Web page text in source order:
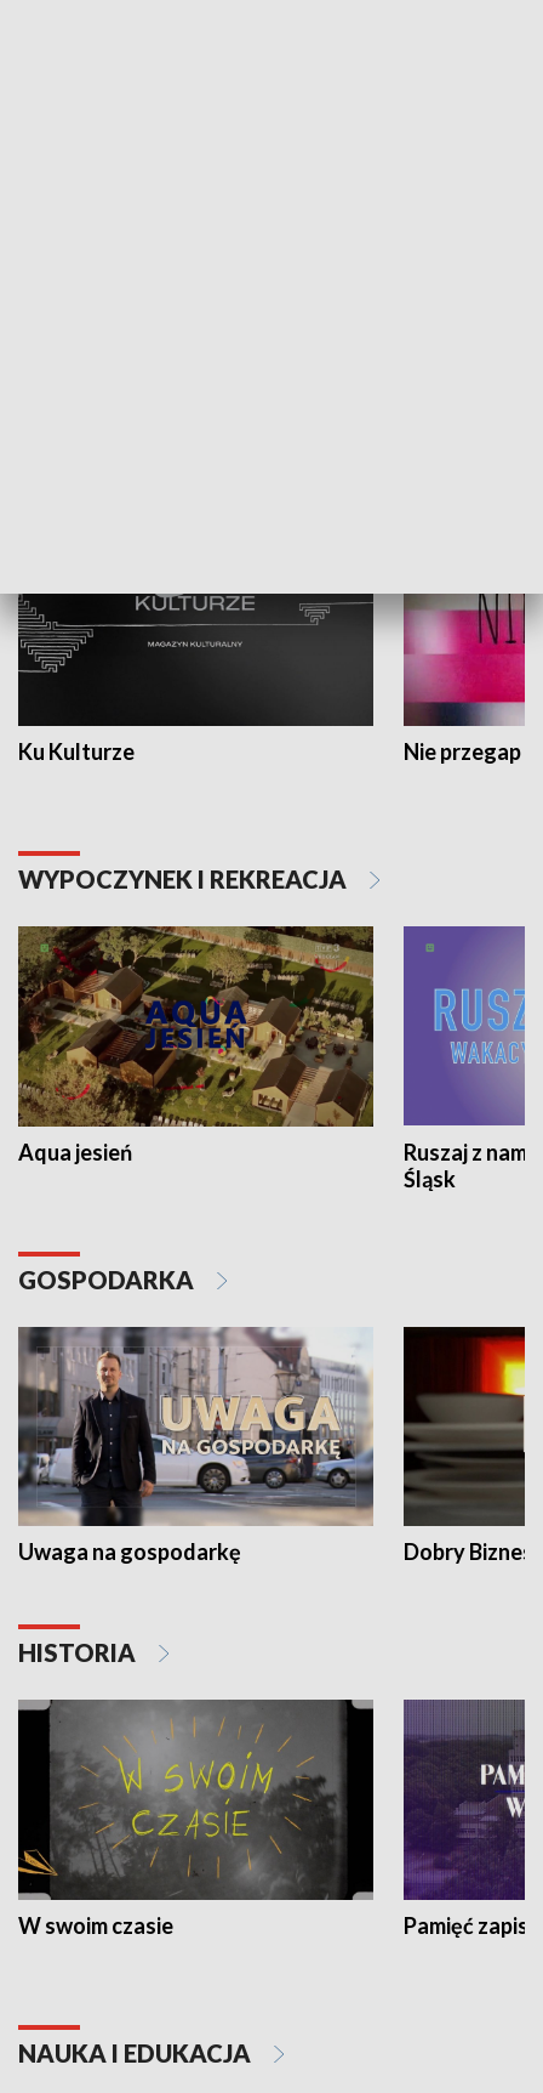
Ku Kulturze Nie przegap
WYPOCZYNEK I REKREACJA
Aqua jesień
Ruszaj z
Śląsk
GOSPODARKA
Uwaga na gospodarkę Dobry Biznes
HISTORIA
W swoim czasie Pamięć
NAUKA I EDUKACJA